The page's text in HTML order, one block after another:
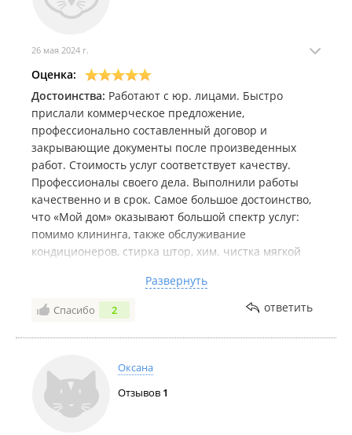
26 мая 2024 г.
Оценка:
Достоинства: Работают с юр. лицами. Быстро
прислали коммерческое предложение,
профессионально составленный договор и
закрывающие документы после произведенных
работ. Стоимость услуг соответствует качеству.
Профессионалы своего дела. Выполнили работы
качественно и в срок. Самое большое достоинство,
что «Мой дом» оказывают большой спектр услуг:
помимо клининга, также обслуживание
кондиционеров, стирка штор, хим. чистка мягкой
позволяет заключить один договор на комплексную
уборку помещения. Что немаловажно, четко
реагируют на замечания и устраняют недостатки.
Адекватный руководитель, с которым можно
большое за такое отношение к клиентам.
Недостатки: Не обнаружено
Развернуть
Спасибо 2 ответить
Оксана
Отзывов 1